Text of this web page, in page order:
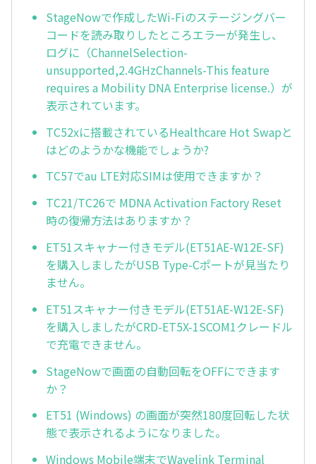
StageNowで作成したWi-Fiのステージングバー
コードを読み取りしたところエラーが発生し、
ログに（ChannelSelection-
unsupported,2.4GHzChannels-This feature
requires a Mobility DNA Enterprise license.）が
表示されています。
TC52xに搭載されているHealthcare Hot Swapと
はどのようかな機能でしょうか?
TC57でau LTE対応SIMは使用できますか？
TC21/TC26で MDNA Activation Factory Reset
時の復帰方法はありますか？
ET51スキャナー付きモデル(ET51AE-W12E-SF)
を購入しましたがUSB Type-Cポートが見当たり
ません。
ET51スキャナー付きモデル(ET51AE-W12E-SF)
を購入しましたがCRD-ET5X-1SCOM1クレードル
で充電できません。
StageNowで画面の自動回転をOFFにできます
か？
ET51 (Windows) の画面が突然180度回転した状
態で表示されるようになりました。
Windows Mobile端末でWavelink Terminal